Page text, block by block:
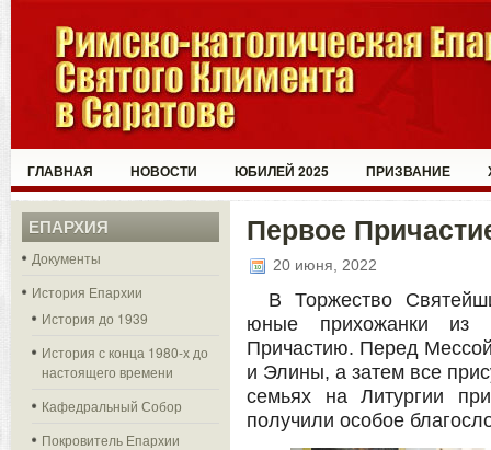
ГЛАВНАЯ НОВОСТИ ЮБИЛЕЙ 2025 ПРИЗВАНИЕ
ЕПАРХИЯ
Документы
История Епархии
История до 1939
История с конца 1980-х до
настоящего времени
Кафедральный Собор
Покровитель Епархии
Первое
20 июня, 2022
В Торжество
юные прихожанки из
Причастию. Перед
и Элины, а затем все
семьях на Литургии
получили особое